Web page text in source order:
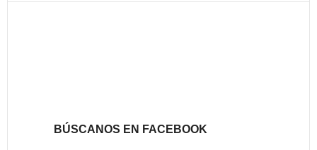
BÚSCANOS EN FACEBOOK